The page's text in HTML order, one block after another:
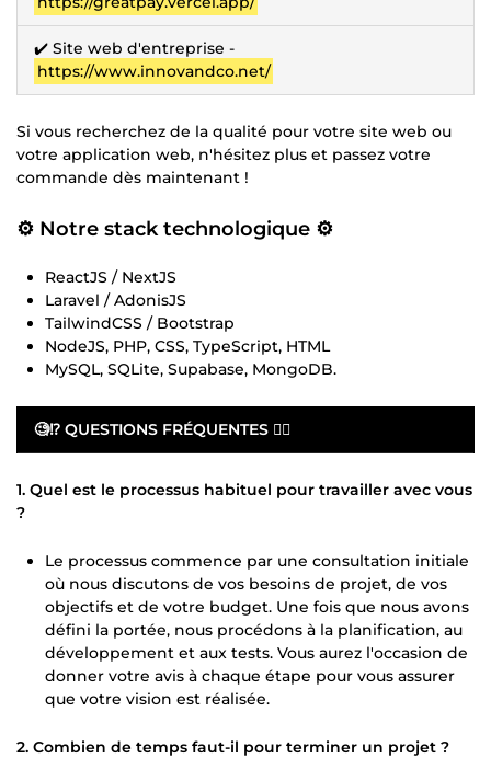
✔️ Site web d'entreprise -
https://www.innovandco.net/
Si vous recherchez de la qualité pour votre site web ou
votre application web, n'hésitez plus et passez votre
commande dès maintenant !
⚙ Notre stack technologique ⚙
ReactJS / NextJS
Laravel / AdonisJS
TailwindCSS / Bootstrap
NodeJS, PHP, CSS, TypeScript, HTML
MySQL, SQLite, Supabase, MongoDB.
🧐⁉️ QUESTIONS FRÉQUENTES 👇🏽
1. Quel est le processus habituel pour travailler avec vous
?
Le processus commence par une consultation initiale
où nous discutons de vos besoins de projet, de vos
objectifs et de votre budget. Une fois que nous avons
défini la portée, nous procédons à la planification, au
développement et aux tests. Vous aurez l'occasion de
donner votre avis à chaque étape pour vous assurer
que votre vision est réalisée.
2. Combien de temps faut-il pour terminer un projet ?